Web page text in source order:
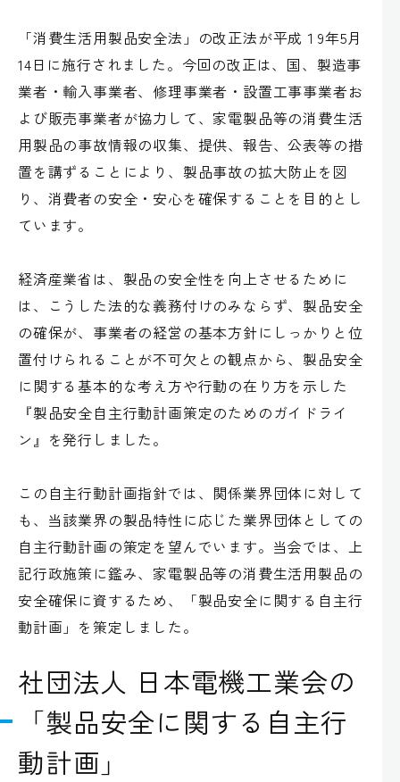
「消費生活用製品安全法」の改正法が平成１9年5月
14日に施行されました。今回の改正は、国、製造事
業者・輸入事業者、修理事業者・設置工事事業者お
よび販売事業者が協力して、家電製品等の消費生活
用製品の事故情報の収集、提供、報告、公表等の措
置を講ずることにより、製品事故の拡大防止を図
り、消費者の安全・安心を確保することを目的とし
ています。
経済産業省は、製品の安全性を向上させるために
は、こうした法的な義務付けのみならず、製品安全
の確保が、事業者の経営の基本方針にしっかりと位
置付けられることが不可欠との観点から、製品安全
に関する基本的な考え方や行動の在り方を示した
『製品安全自主行動計画策定のためのガイドライ
ン』を発行しました。
この自主行動計画指針では、関係業界団体に対して
も、当該業界の製品特性に応じた業界団体としての
自主行動計画の策定を望んでいます。当会では、上
記行政施策に鑑み、家電製品等の消費生活用製品の
安全確保に資するため、「製品安全に関する自主行
動計画」を策定しました。
社団法人 日本電機工業会の
「製品安全に関する自主行
動計画」